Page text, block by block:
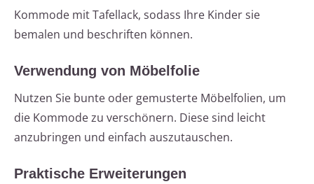
Kommode mit Tafellack, sodass Ihre Kinder sie
bemalen und beschriften können.
Verwendung von Möbelfolie
Nutzen Sie bunte oder gemusterte Möbelfolien, um
die Kommode zu verschönern. Diese sind leicht
anzubringen und einfach auszutauschen.
Praktische Erweiterungen